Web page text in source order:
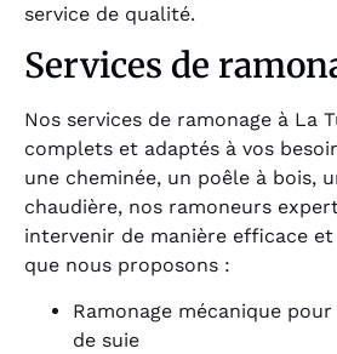
service de qualité.
Services de
Nos services de ramonage à La
complets et adaptés à vos
une cheminée, un poêle à bois,
chaudière, nos ramoneurs
intervenir de manière efficace et
que nous proposons :
Ramonage mécanique
de suie